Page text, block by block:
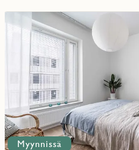
Myynnissä
lisää
kohteesta